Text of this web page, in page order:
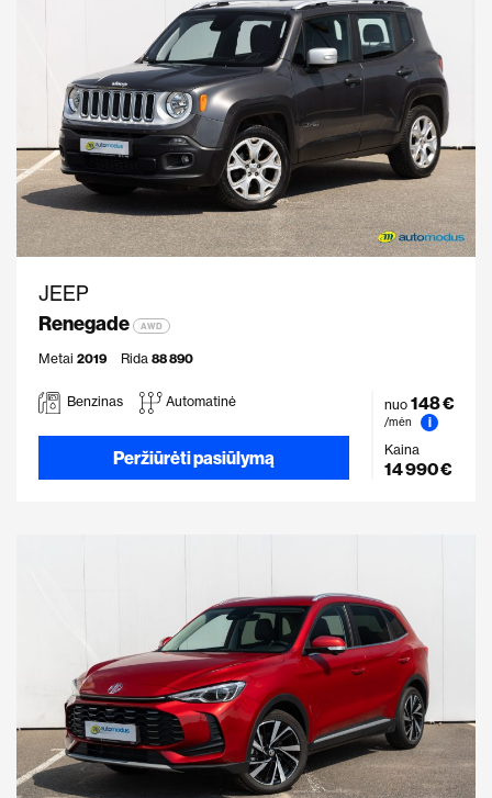
JEEP
Renegade
AWD
Metai 2019 Rida 88 890
Benzinas Automatinė
Peržiūrėti pasiūlymą
nuo 148 €
/mėn
i
Kaina
14 990 €